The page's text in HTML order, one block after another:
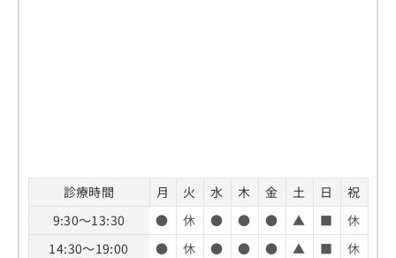
診療時間 月 火 水 木 金 土 日
祝
9:30～13:30
● 休 ● ● ● ▲ ■
休
14:30～19:00
● 休 ● ● ● ▲ ■
休